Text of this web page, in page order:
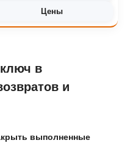
Цены
в
и
выполненные